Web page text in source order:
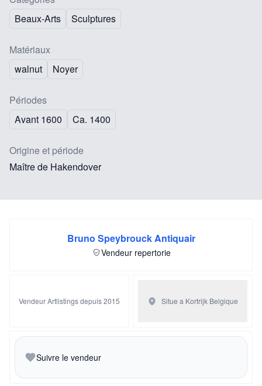
Beaux-Arts
Sculptures
Matériaux
walnut
Noyer
Périodes
Avant 1600
Ca. 1400
Origine et période
Maître de Hakendover
Bruno Speybrouck Antiquair
Vendeur repertorie
Vendeur Artlistings depuis 2015 Situe a Kortrijk Belgique
Suivre le vendeur